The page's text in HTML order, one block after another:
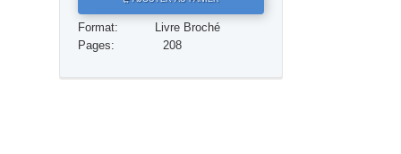
Réponses aux drogues
Les enfants
Format:
Livre Broché
Pages:
208